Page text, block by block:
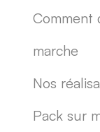
Comment
marche
Nos
Pack sur